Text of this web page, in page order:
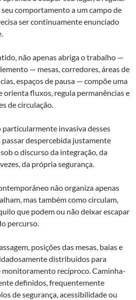
comportamento a um campo de
ser continuamente enunciado
não apenas abriga o trabalho —
— mesas, corredores, áreas de
espaços de pausa — compõe uma
orienta fluxos, regula permanências e
de circulação.
particularmente invasiva desses
despercebida justamente
o discurso da integração, da
da própria segurança.
não organiza apenas
mas também como circulam,
que podem ou não deixar escapar
percurso.
posições das mesas, baias e
distribuídos para
recíproco. Caminha-
definidos, frequentemente
de segurança, acessibilidade ou